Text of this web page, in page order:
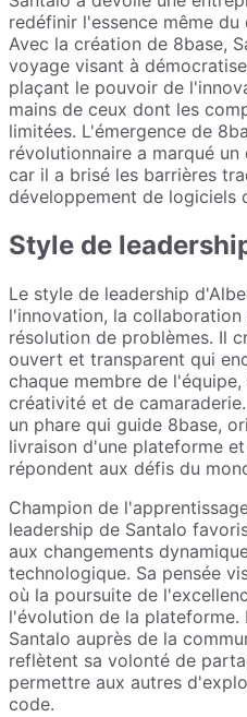
redéfinir l'essence même
Avec la création de 8base,
voyage visant à
plaçant le pouvoir de
mains de ceux dont les
limitées. L'émergence de
révolutionnaire a marqué
car il a brisé les barrières
développement de logiciels
Style de
Le style de leadership
l'innovation, la
résolution de problèmes. Il
ouvert et transparent qui
chaque membre de
créativité et de
un phare qui guide 8base,
livraison d'une plateforme
répondent aux défis du
Champion de
leadership de Santalo
aux changements
technologique. Sa pensée
où la poursuite de
l'évolution de la plateforme.
Santalo auprès de la
reflètent sa volonté de
permettre aux autres
code.